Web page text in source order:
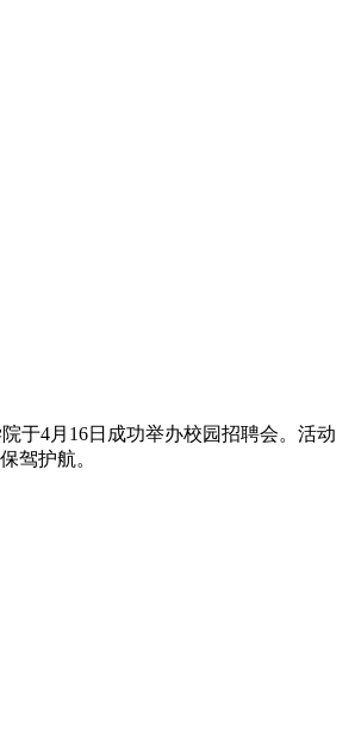
于4月16日成功举办校园招聘会。活动
驾护航。